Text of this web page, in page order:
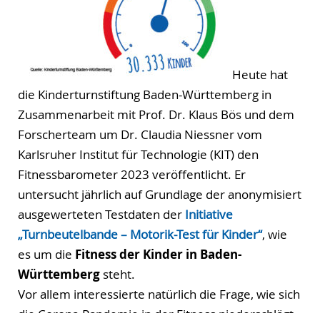
Heute hat
die Kinderturnstiftung Baden-Württemberg in
Zusammenarbeit mit Prof. Dr. Klaus Bös und dem
Forscherteam um Dr. Claudia Niessner vom
Karlsruher Institut für Technologie (KIT) den
Fitnessbarometer 2023 veröffentlicht. Er
untersucht jährlich auf Grundlage der anonymisiert
ausgewerteten Testdaten der Initiative
„Turnbeutelbande – Motorik-Test für Kinder“, wie
es um die Fitness der Kinder in Baden-
Württemberg steht.
Vor allem interessierte natürlich die Frage, wie sich